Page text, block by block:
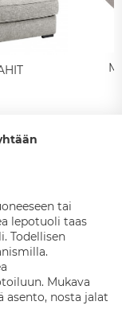
tai
lepotuoli taas
Todellisen
Mukava
asento, nosta jalat